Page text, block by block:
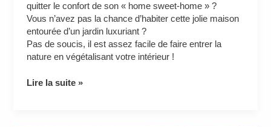
quitter le confort de son « home sweet-home » ?
Vous n’avez pas la chance d’habiter cette jolie maison
entourée d’un jardin luxuriant ?
Pas de soucis, il est assez facile de faire entrer la
nature en végétalisant votre intérieur !
Lire la suite »